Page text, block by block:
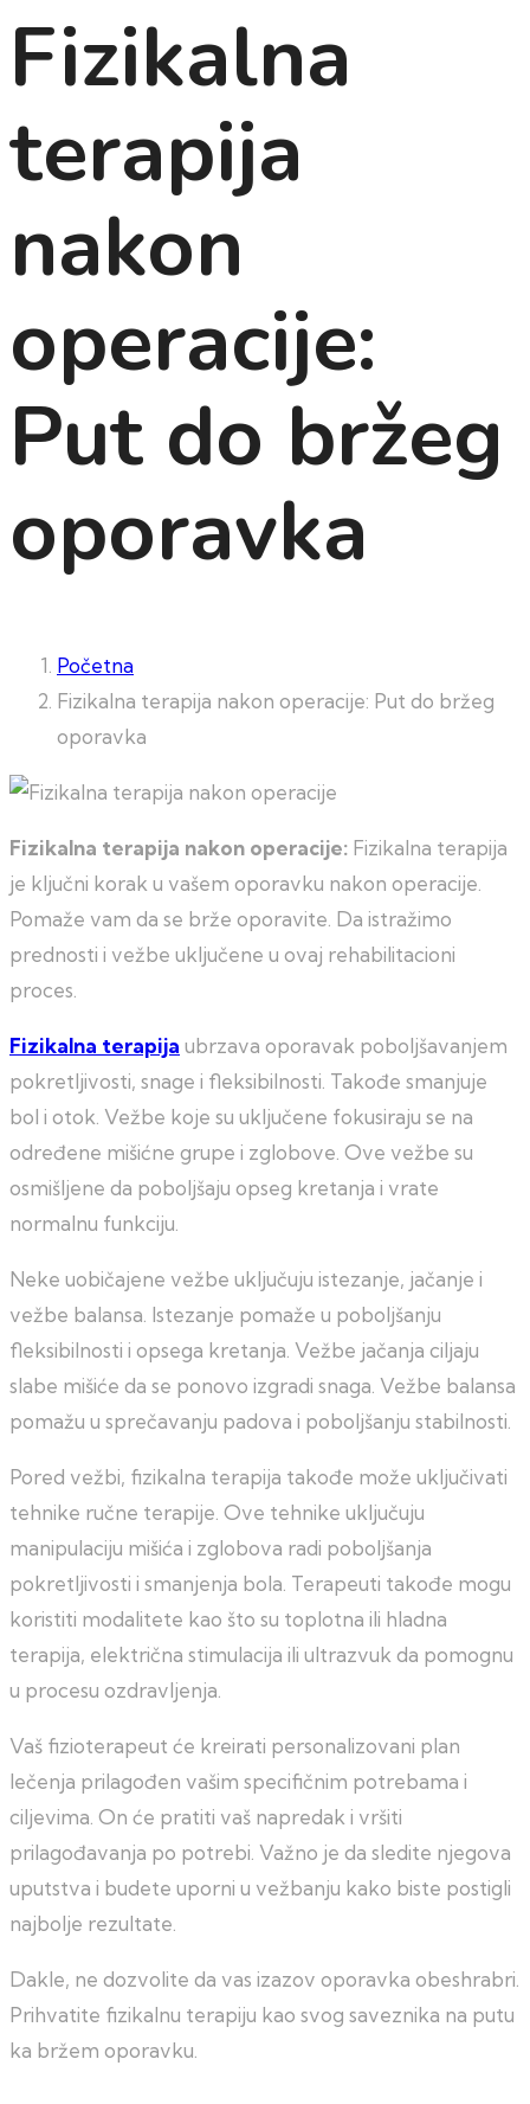
Fizikalna
terapija
nakon
operacije:
Put do bržeg
oporavka
Početna
Fizikalna terapija nakon operacije: Put do bržeg
oporavka
Fizikalna terapija nakon operacije: Fizikalna terapija
je ključni korak u vašem oporavku nakon operacije.
Pomaže vam da se brže oporavite. Da istražimo
prednosti i vežbe uključene u ovaj rehabilitacioni
proces.
Fizikalna terapija ubrzava oporavak poboljšavanjem
pokretljivosti, snage i fleksibilnosti. Takođe smanjuje
bol i otok. Vežbe koje su uključene fokusiraju se na
određene mišićne grupe i zglobove. Ove vežbe su
osmišljene da poboljšaju opseg kretanja i vrate
normalnu funkciju.
Neke uobičajene vežbe uključuju istezanje, jačanje i
vežbe balansa. Istezanje pomaže u poboljšanju
fleksibilnosti i opsega kretanja. Vežbe jačanja ciljaju
slabe mišiće da se ponovo izgradi snaga. Vežbe balansa
pomažu u sprečavanju padova i poboljšanju stabilnosti.
Pored vežbi, fizikalna terapija takođe može uključivati
tehnike ručne terapije. Ove tehnike uključuju
manipulaciju mišića i zglobova radi poboljšanja
pokretljivosti i smanjenja bola. Terapeuti takođe mogu
koristiti modalitete kao što su toplotna ili hladna
terapija, električna stimulacija ili ultrazvuk da pomognu
u procesu ozdravljenja.
Vaš fizioterapeut će kreirati personalizovani plan
lečenja prilagođen vašim specifičnim potrebama i
ciljevima. On će pratiti vaš napredak i vršiti
prilagođavanja po potrebi. Važno je da sledite njegova
uputstva i budete uporni u vežbanju kako biste postigli
najbolje rezultate.
Dakle, ne dozvolite da vas izazov oporavka obeshrabri.
Prihvatite fizikalnu terapiju kao svog saveznika na putu
ka bržem oporavku.